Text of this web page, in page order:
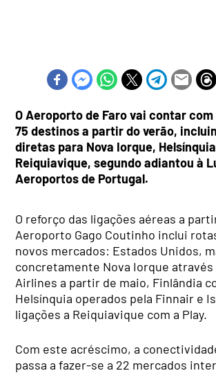
O Aeroporto de Faro vai contar
75 destinos a partir do verão,
diretas para Nova Iorque,
Reiquiavique, segundo adiantou à
Aeroportos de Portugal.
O reforço das ligações aéreas a
Aeroporto Gago Coutinho inclui
novos mercados: Estados Unidos,
concretamente Nova Iorque através
Airlines a partir de maio, Finlândia
Helsínquia operados pela Finnair e
ligações a Reiquiavique com a Play.
Com este acréscimo, a
passa a fazer-se a 22 mercados